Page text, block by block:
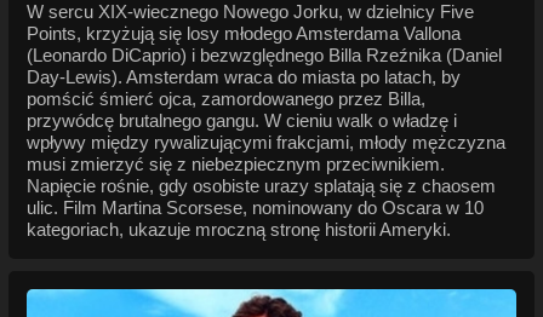
W sercu XIX-wiecznego Nowego Jorku, w dzielnicy Five
Points, krzyżują się losy młodego Amsterdama Vallona
(Leonardo DiCaprio) i bezwzględnego Billa Rzeźnika (Daniel
Day-Lewis). Amsterdam wraca do miasta po latach, by
pomścić śmierć ojca, zamordowanego przez Billa,
przywódcę brutalnego gangu. W cieniu walk o władzę i
wpływy między rywalizującymi frakcjami, młody mężczyzna
musi zmierzyć się z niebezpiecznym przeciwnikiem.
Napięcie rośnie, gdy osobiste urazy splatają się z chaosem
ulic. Film Martina Scorsese, nominowany do Oscara w 10
kategoriach, ukazuje mroczną stronę historii Ameryki.